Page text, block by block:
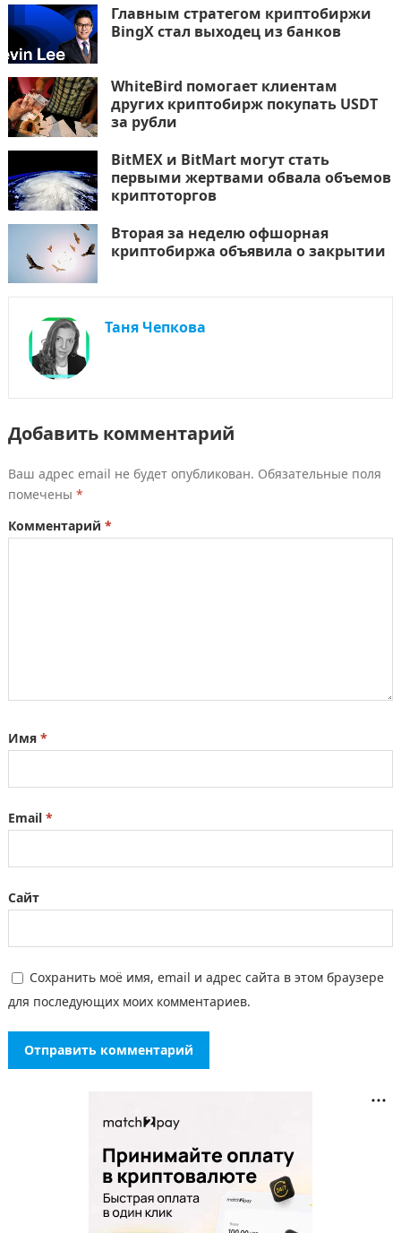
Главным стратегом криптобиржи
BingX стал выходец из банков
WhiteBird помогает клиентам
других криптобирж покупать USDT
за рубли
BitMEX и BitMart могут стать
первыми жертвами обвала объемов
криптоторгов
Вторая за неделю офшорная
криптобиржа объявила о закрытии
Таня Чепкова
Добавить комментарий
Ваш адрес email не будет опубликован. Обязательные поля
помечены *
Комментарий *
Имя *
Email *
Сайт
Сохранить моё имя, email и адрес сайта в этом браузере
для последующих моих комментариев.